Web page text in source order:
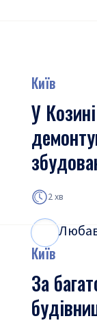
Київ
У
2 хв
Київ
За